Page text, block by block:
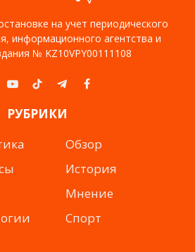
на учет периодического
информационного агентства и
№ KZ10VPY00111108
YouTubeTikTokTelegramFacebook
РУБРИКИ
Обзор
История
Мнение
Спорт